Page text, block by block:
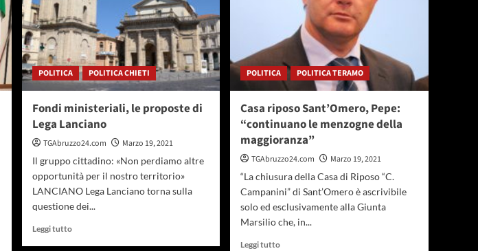
POLITICA POLITICA CHIETI
Fondi ministeriali, le proposte di
Lega Lanciano
TGAbruzzo24.com
Marzo 19, 2021
Il gruppo cittadino: «Non perdiamo altre
opportunità per il nostro territorio»
LANCIANO Lega Lanciano torna sulla
questione dei...
Leggi tuttoLeggi
POLITICA POLITICA TERAMO
Casa riposo Sant’Omero, Pepe:
“continuano le menzogne della
maggioranza”
TGAbruzzo24.com
Marzo 19, 2021
“La chiusura della Casa di Riposo “C.
Campanini” di Sant’Omero è ascrivibile
solo ed esclusivamente alla Giunta
Marsilio che, in...
Leggi tuttoLeggi